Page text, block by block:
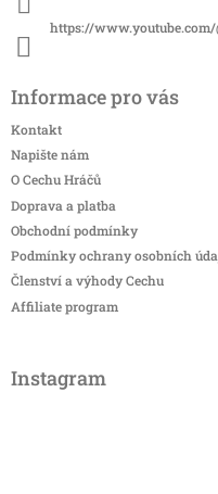
https://www.youtube.com/
Informace pro vás
Kontakt
Napište nám
O Cechu Hráčů
Doprava a platba
Obchodní podmínky
Podmínky ochrany osobních
Členství a výhody Cechu
Affiliate program
Instagram